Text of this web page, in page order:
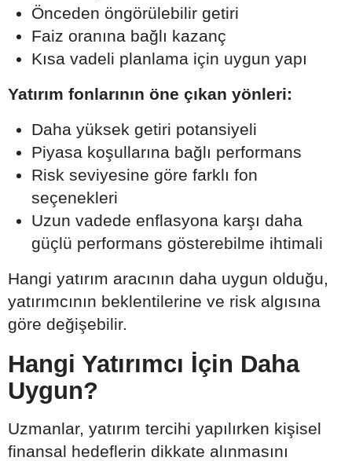
Önceden öngörülebilir getiri
Faiz oranına bağlı kazanç
Kısa vadeli planlama için uygun yapı
Yatırım fonlarının öne çıkan yönleri:
Daha yüksek getiri potansiyeli
Piyasa koşullarına bağlı performans
Risk seviyesine göre farklı fon
seçenekleri
Uzun vadede enflasyona karşı daha
güçlü performans gösterebilme ihtimali
Hangi yatırım aracının daha uygun olduğu,
yatırımcının beklentilerine ve risk algısına
göre değişebilir.
Hangi Yatırımcı İçin Daha
Uygun?
Uzmanlar, yatırım tercihi yapılırken kişisel
finansal hedeflerin dikkate alınmasını